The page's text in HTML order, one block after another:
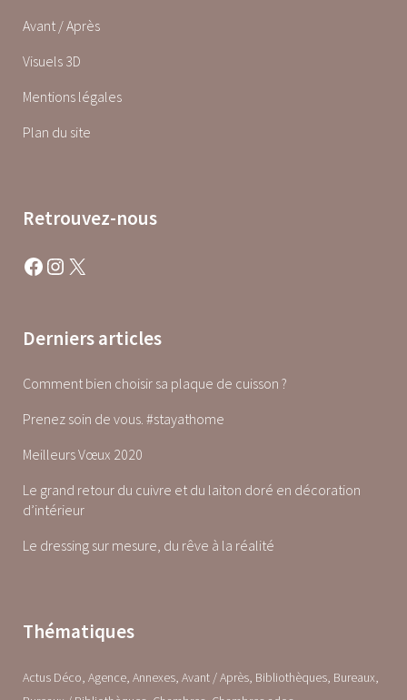
Avant / Après
Visuels 3D
Mentions légales
Plan du site
Retrouvez-nous
Facebook Instagram X
Derniers articles
Comment bien choisir sa plaque de cuisson ?
Prenez soin de vous. #stayathome
Meilleurs Vœux 2020
Le grand retour du cuivre et du laiton doré en décoration
d’intérieur
Le dressing sur mesure, du rêve à la réalité
Thématiques
Actus Déco Agence Annexes Avant / Après Bibliothèques Bureaux